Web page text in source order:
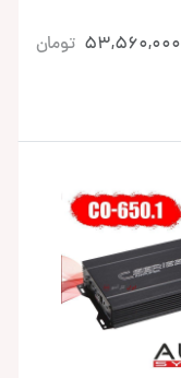
53,560,000 تومان